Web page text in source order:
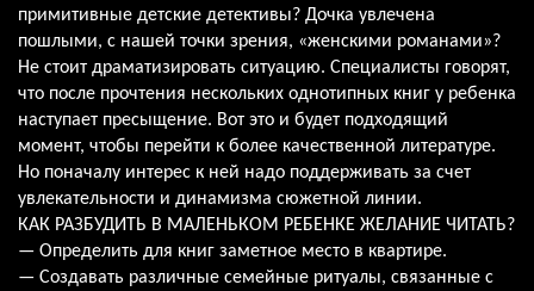
примитивные детские детективы? Дочка увлечена
пошлыми, с нашей точки зрения, «женскими романами»?
Не стоит драматизировать ситуацию. Специалисты говорят,
что после прочтения нескольких однотипных книг у ребенка
наступает пресыщение. Вот это и будет подходящий
момент, чтобы перейти к более качественной литературе.
Но поначалу интерес к ней надо поддерживать за счет
увлекательности и динамизма сюжетной линии.
КАК РАЗБУДИТЬ В МАЛЕНЬКОМ РЕБЕНКЕ ЖЕЛАНИЕ ЧИТАТЬ?
— Определить для книг заметное место в квартире.
— Создавать различные семейные ритуалы, связанные с